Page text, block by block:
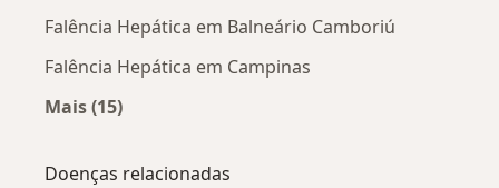
Falência Hepática em Balneário Camboriú
Falência Hepática em Campinas
Mais (15)
Doenças relacionadas